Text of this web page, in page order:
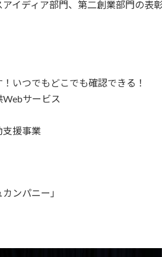
イディア部門、第二創業部門の表
でもどこでも確認できる！
サービス
援事業
ンパニー」